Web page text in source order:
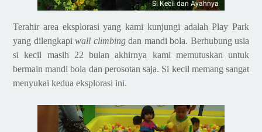
Si Kecil dan Ayahnya
Terahir area eksplorasi yang kami kunjungi adalah Play Park
yang dilengkapi wall climbingdan mandi bola. Berhubung usia
si kecil masih 22 bulan akhirnya kami memutuskan untuk
bermain mandi bola dan perosotan saja. Si kecil memang sangat
menyukai kedua eksplorasi ini.